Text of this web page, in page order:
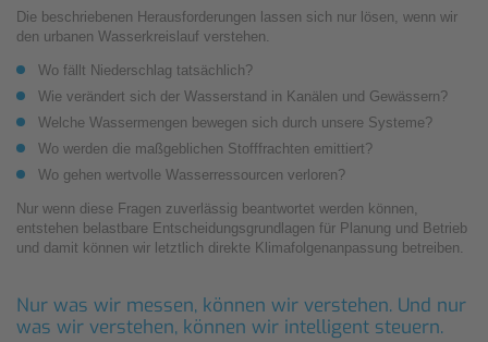
Die beschriebenen Herausforderungen lassen sich nur lösen, wenn wir
den urbanen Wasserkreislauf verstehen.
Wo fällt Niederschlag tatsächlich?
Wie verändert sich der Wasserstand in Kanälen und Gewässern?
Welche Wassermengen bewegen sich durch unsere Systeme?
Wo werden die maßgeblichen Stofffrachten emittiert?
Wo gehen wertvolle Wasserressourcen verloren?
Nur wenn diese Fragen zuverlässig beantwortet werden können,
entstehen belastbare Entscheidungsgrundlagen für Planung und Betrieb
und damit können wir letztlich direkte Klimafolgenanpassung betreiben.
Nur was wir messen, können wir verstehen. Und nur
was wir verstehen, können wir intelligent steuern.